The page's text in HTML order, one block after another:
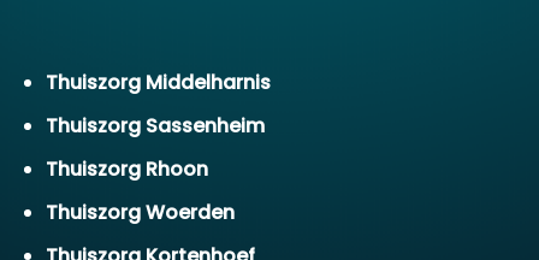
Thuiszorg Middelharnis
Thuiszorg Sassenheim
Thuiszorg Rhoon
Thuiszorg Woerden